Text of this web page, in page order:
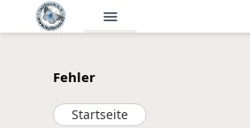
menu
Fehler
Startseite